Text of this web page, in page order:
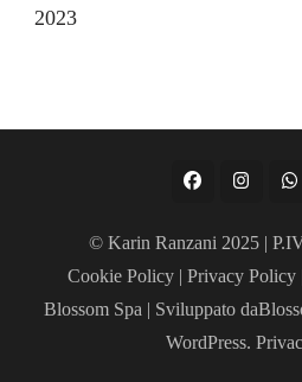
2023
© Karin Ranzani 2025 |
Cookie Policy | Privacy Policy
Blossom Spa | Sviluppato da
WordPress.